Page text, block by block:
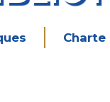
Charte